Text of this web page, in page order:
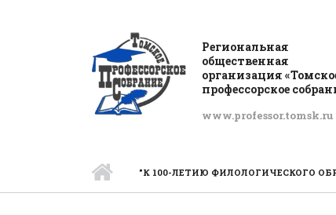
Региональная
общественная
организация
профессорское
www.professor.tomsk.ru
"К 100-ЛЕТИЮ ФИЛОЛОГИЧЕСКОГО